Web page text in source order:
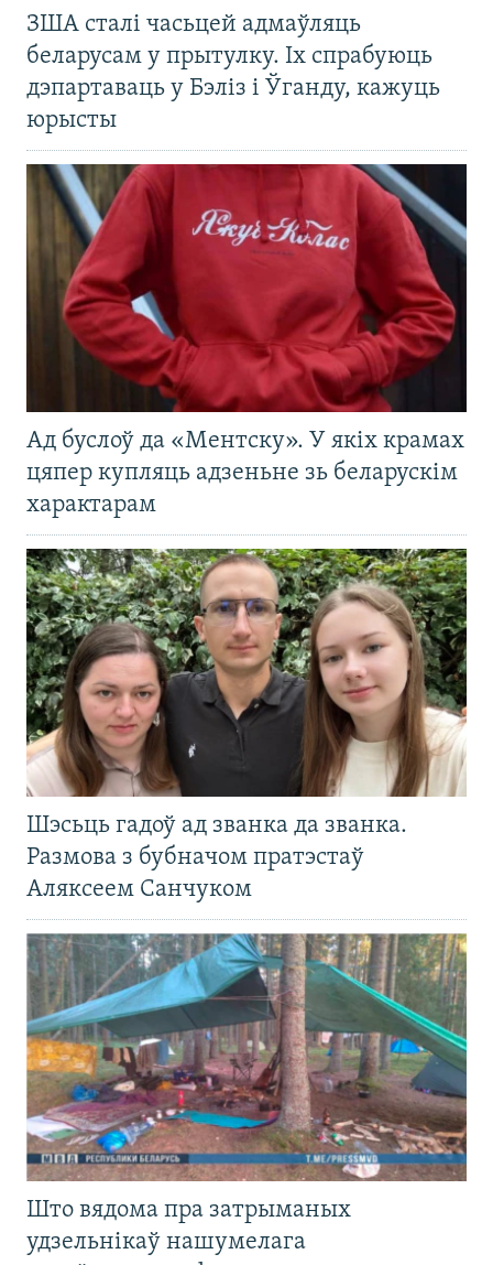
ЗША сталі часьцей адмаўляць
беларусам у прытулку. Іх спрабуюць
дэпартаваць у Бэліз і Ўганду, кажуць
юрысты
Ад буслоў да «Ментску». У якіх крамах
цяпер купляць адзеньне зь беларускім
характарам
Шэсьць гадоў ад званка да званка.
Размова з бубначом пратэстаў
Аляксеем Санчуком
Што вядома пра затрыманых
удзельнікаў нашумелага